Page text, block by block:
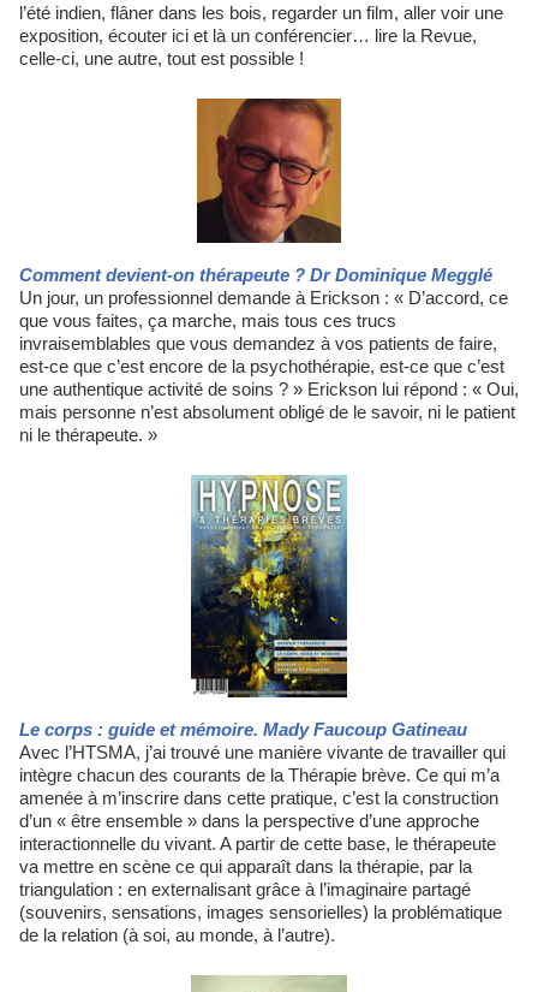
l’été indien, flâner dans les bois, regarder un film, aller voir une
exposition, écouter ici et là un conférencier… lire la Revue,
celle-ci, une autre, tout est possible !
Comment devient-on thérapeute ? Dr Dominique Megglé
Un jour, un professionnel demande à Erickson : « D’accord, ce
que vous faites, ça marche, mais tous ces trucs
invraisemblables que vous demandez à vos patients de faire,
est-ce que c’est encore de la psychothérapie, est-ce que c’est
une authentique activité de soins ? » Erickson lui répond : « Oui,
mais personne n’est absolument obligé de le savoir, ni le patient
ni le thérapeute. »
Le corps : guide et mémoire. Mady Faucoup Gatineau
Avec l’HTSMA, j’ai trouvé une manière vivante de travailler qui
intègre chacun des courants de la Thérapie brève. Ce qui m’a
amenée à m’inscrire dans cette pratique, c’est la construction
d’un « être ensemble » dans la perspective d’une approche
interactionnelle du vivant. A partir de cette base, le thérapeute
va mettre en scène ce qui apparaît dans la thérapie, par la
triangulation : en externalisant grâce à l’imaginaire partagé
(souvenirs, sensations, images sensorielles) la problématique
de la relation (à soi, au monde, à l’autre).